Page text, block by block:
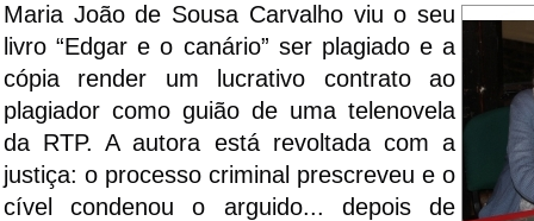
Maria João de Sousa Carvalho viu o seu
livro “Edgar e o canário” ser plagiado e a
cópia render um lucrativo contrato ao
plagiador como guião de uma telenovela
da RTP. A autora está revoltada com a
justiça: o processo criminal prescreveu e o
cível condenou o arguido... depois de